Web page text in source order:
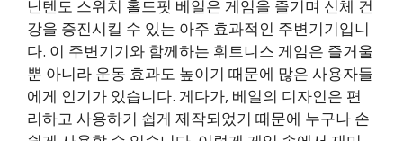
닌텐도 스위치 홀드핏 베일은 게임을 즐기며 신체 건
강을 증진시킬 수 있는 아주 효과적인 주변기기입니
다. 이 주변기기와 함께하는 휘트니스 게임은 즐거울
뿐 아니라 운동 효과도 높이기 때문에 많은 사용자들
에게 인기가 있습니다. 게다가, 베일의 디자인은 편
리하고 사용하기 쉽게 제작되었기 때문에 누구나 손